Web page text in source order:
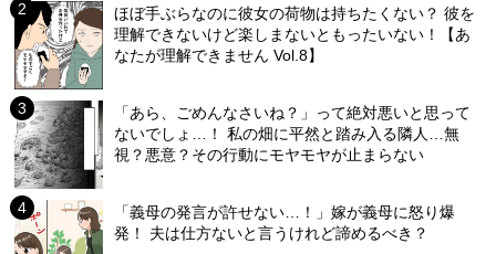
ほぼ手ぶらなのに彼女の荷物は持ちたくない？ 彼を
理解できないけど楽しまないともったいない！【あ
なたが理解できません Vol.8】
「あら、ごめんなさいね？」って絶対悪いと思って
ないでしょ…！ 私の畑に平然と踏み入る隣人…無
視？悪意？その行動にモヤモヤが止まらない
「義母の発言が許せない…！」嫁が義母に怒り爆
発！ 夫は仕方ないと言うけれど諦めるべき？